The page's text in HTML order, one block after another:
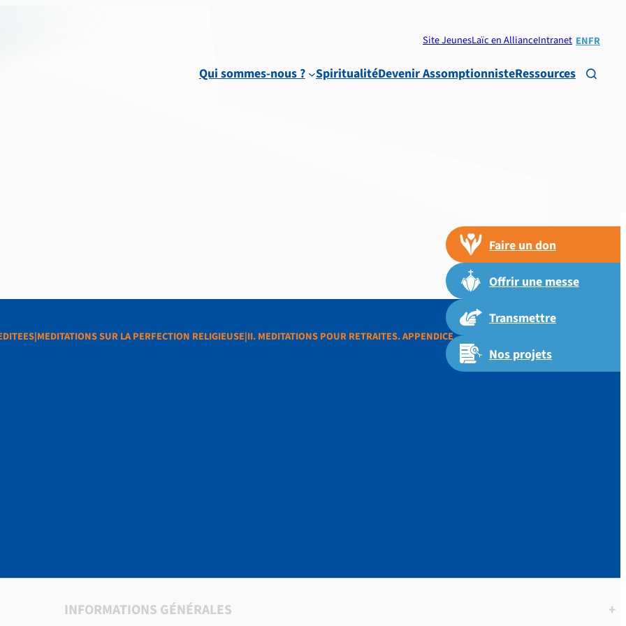
Site JeunesLaïc en AllianceIntranet ENFR
Qui sommes-nous ? SpiritualitéDevenir AssomptionnisteRessources 
Faire un don
Offrir une messe
Transmettre
Nos projets
SUR LA PERFECTION RELIGIEUSE|II. MEDITATIONS POUR RETRAITES. APPENDICE
INFORMATIONS GÉNÉRALES +